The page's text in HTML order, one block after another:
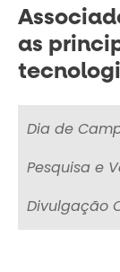
as
Dia de
Pesquisa e
Divulgação